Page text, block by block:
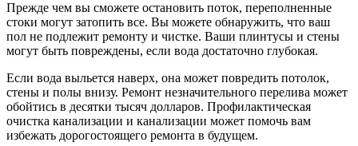
Прежде чем вы сможете остановить поток, переполненные
стоки могут затопить все. Вы можете обнаружить, что ваш
пол не подлежит ремонту и чистке. Ваши плинтусы и стены
могут быть повреждены, если вода достаточно глубокая.
Если вода выльется наверх, она может повредить потолок,
стены и полы внизу. Ремонт незначительного перелива может
обойтись в десятки тысяч долларов. Профилактическая
очистка канализации и канализации может помочь вам
избежать дорогостоящего ремонта в будущем.